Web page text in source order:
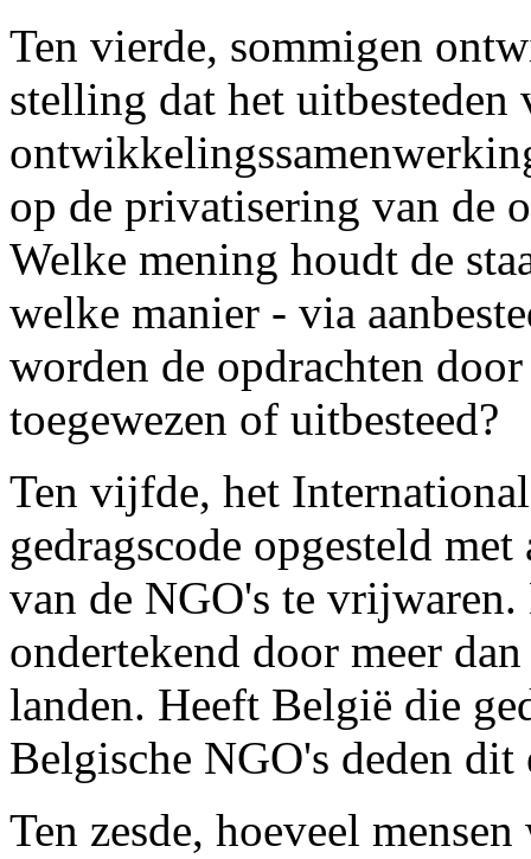
Ten vierde, sommigen
stelling dat het uitbesteden
op de privatisering van de
Welke mening houdt de
welke manier - via
worden de opdrachten
toegewezen of uitbesteed?
Ten vijfde, het
gedragscode opgesteld
van de NGO's te
ondertekend door meer
landen. Heeft België die
Belgische NGO's deden dit
Ten zesde, hoeveel